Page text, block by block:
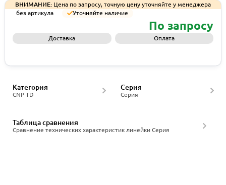
ВНИМАНИЕ: Цена по запросу, точную цену уточняйте у менеджера
без артикула
Уточняйте наличие
По запросу
Доставка Оплата
CNP TD
Категория
Серия
Серия
Сравнение технических характеристик линейки Серия
Таблица сравнения